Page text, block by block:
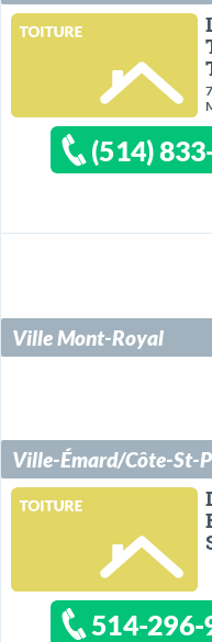
(514)
Ville Mont-Royal
Ville-Émard/Côte-St-
514-296-